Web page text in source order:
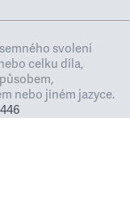
svolení
celku díla,
nebo jiném jazyce.